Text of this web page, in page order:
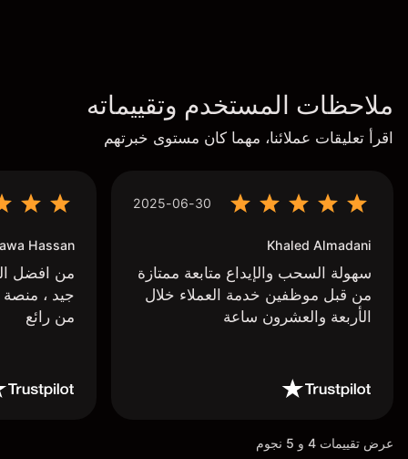
ملاحظات المستخدم وتقييماته
اقرأ تعليقات عملائنا، مهما كان مستوى خبرتهم
2025-06-30
Khaled Almadani
سهولة السحب والإيداع متابعة ممتازة
من قبل موظفين خدمة العملاء خلال
الأربعة والعشرون ساعة
Hassan
من افضل
جيد ،
من رائع
عرض تقييمات 4 و 5 نجوم